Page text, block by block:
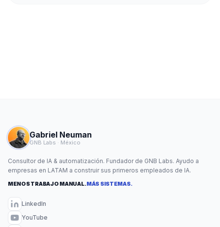
Gabriel Neuman
GNB Labs · México
Consultor de IA & automatización. Fundador de GNB Labs. Ayudo a
empresas en LATAM a construir sus primeros empleados de IA.
MENOS TRABAJO MANUAL.MÁS SISTEMAS.
LinkedIn
YouTube